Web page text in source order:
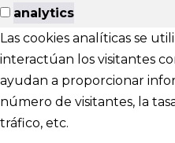
analytics
Las cookies analíticas se
interactúan los visitantes
ayudan a proporcionar
número de visitantes, la
tráfico, etc.